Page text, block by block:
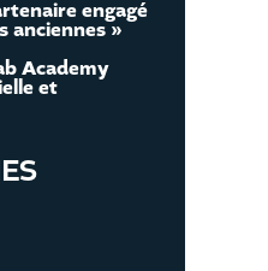
engagé
anciennes »
Academy
et